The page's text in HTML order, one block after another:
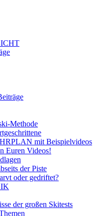
Methode
mit Beispielvideos
Euren Videos!
der Piste
oder gedriftet?
der großen Skitests